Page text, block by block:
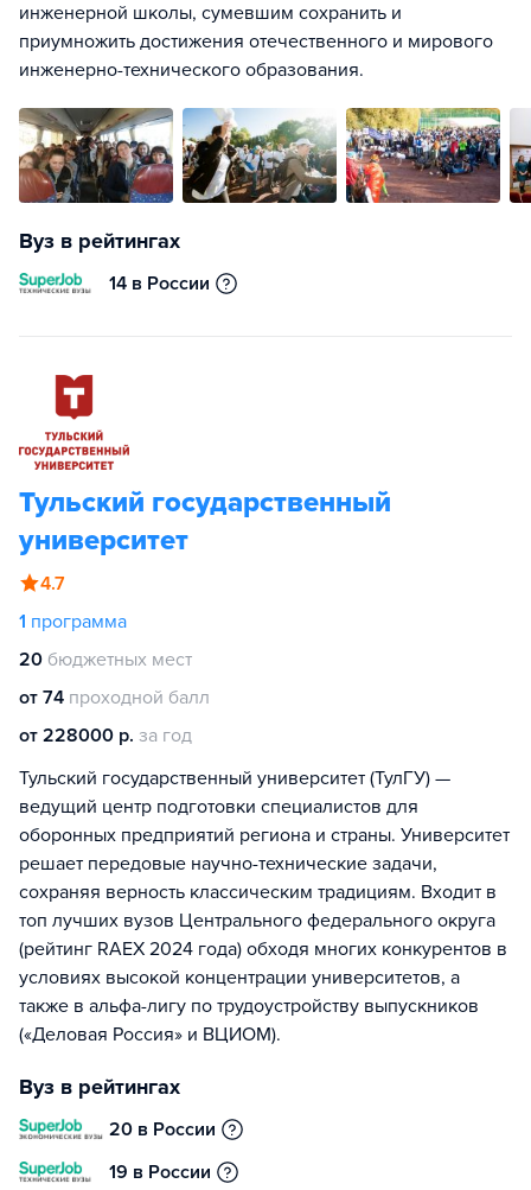
инженерной школы, сумевшим сохранить и
приумножить достижения отечественного и мирового
инженерно-технического образования.
Вуз в рейтингах
14 в России
Тульский государственный
университет
4.7
1 программа
20 бюджетных мест
от 74 проходной балл
от 228000 р. за год
Тульский государственный университет (ТулГУ) —
ведущий центр подготовки специалистов для
оборонных предприятий региона и страны. Университет
решает передовые научно-технические задачи,
сохраняя верность классическим традициям. Входит в
топ лучших вузов Центрального федерального округа
(рейтинг RAEX 2024 года) обходя многих конкурентов в
условиях высокой концентрации университетов, а
также в альфа-лигу по трудоустройству выпускников
(«Деловая Россия» и ВЦИОМ).
Вуз в рейтингах
20 в России
19 в России